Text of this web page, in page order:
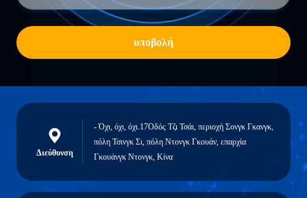
υποβολή
Διεύθυνση
- Όχι, όχι, όχι.17Οδός Τζι Τσάι, περιοχή Σονγκ Γκανγκ,
πόλη Τσινγκ Σι, πόλη Ντονγκ Γκουάν, επαρχία
Γκουάνγκ Ντονγκ, Κίνα